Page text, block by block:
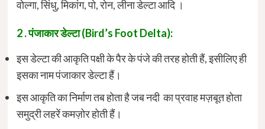
वोल्गा, सिंधु, मिकांग, पो, रोन, लीना डेल्टा आदि ।
2 . पंजाकार डेल्टा (Bird’s Foot Delta):
इस डेल्टा की आकृति पक्षी के पैर के पंजे की तरह होती हैं, इसीलिए ही
इसका नाम पंजाकार डेल्टा हैं।
इस आकृति का निर्माण तब होता है जब नदी का प्रवाह मज़बूत होता
समुद्री लहरें कमज़ोर होती हैं।